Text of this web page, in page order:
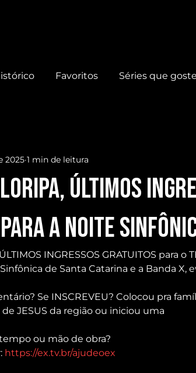
Favoritos Séries que
ÚLTIMOS
para a noite
2025 1 min de leitura
INGRESSOS GRATUITOS para o
Sinfônica de Santa Catarina e a Banda
Se INSCREVEU? Colocou pra
JESUS da região ou iniciou uma
ou mão de obra?
https://ex.tv.br/ajudeoex